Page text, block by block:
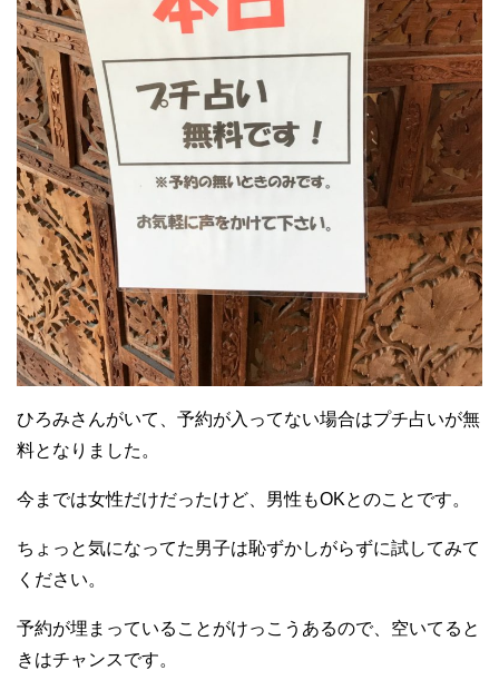
ひろみさんがいて、予約が入ってない場合はプチ占いが無
料となりました。
今までは女性だけだったけど、男性もOKとのことです。
ちょっと気になってた男子は恥ずかしがらずに試してみて
ください。
予約が埋まっていることがけっこうあるので、空いてると
きはチャンスです。